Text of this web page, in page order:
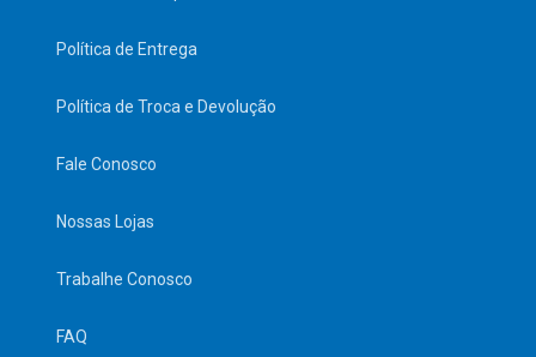
Política de Entrega
Política de Troca e Devolução
Fale Conosco
Nossas Lojas
Trabalhe Conosco
FAQ